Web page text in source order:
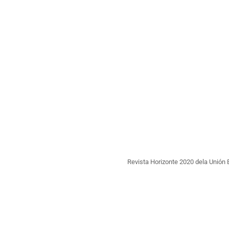
Revista Horizonte 2020 dela Unión